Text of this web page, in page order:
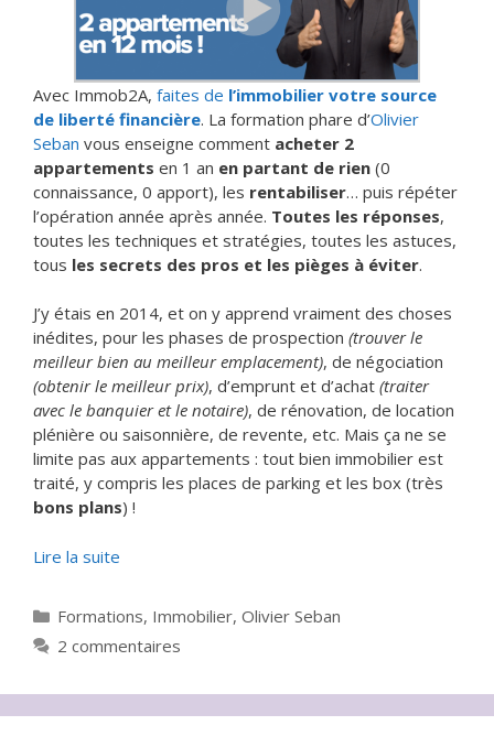
Avec Immob2A, faites de l’immobilier‬ votre source
de liberté financière. La ‪formation‬ phare d’Olivier
Seban vous enseigne comment acheter 2
appartements en 1 an en partant de rien (0
connaissance, 0 apport), les rentabiliser… puis répéter
l’opération année après année. Toutes les réponses,
toutes les techniques et stratégies, toutes les astuces,
tous les secrets des pros et les pièges à éviter.
J’y étais en 2014, et on y apprend vraiment des choses
inédites, pour les phases de prospection (trouver le
meilleur bien au meilleur emplacement), de négociation
(obtenir le meilleur prix), d’emprunt et d’achat (traiter
avec le banquier et le notaire), de rénovation, de location
plénière ou saisonnière, de revente, etc. Mais ça ne se
limite pas aux appartements : tout bien immobilier est
traité, y compris les places de parking et les box (très
bons plans) !
Lire la suite
Catégories
Formations, Immobilier, Olivier Seban
2 commentaires